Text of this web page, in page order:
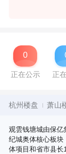
0
正在公示 正
杭州楼盘 萧山
观雲钱塘城由保亿
纪城奥体核心板块
体项目和省市县